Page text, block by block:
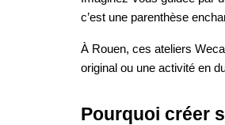
c’est une parenthèse
À Rouen, ces ateliers
original ou une activité en
Pourquoi créer